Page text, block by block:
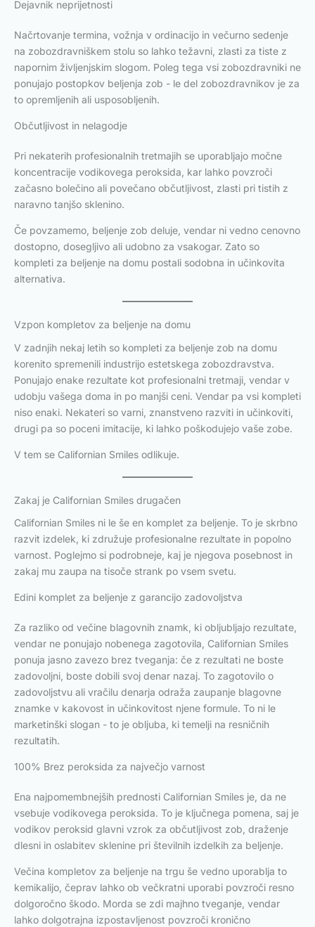
Dejavnik neprijetnosti
Načrtovanje termina, vožnja v ordinacijo in večurno sedenje
na zobozdravniškem stolu so lahko težavni, zlasti za tiste z
napornim življenjskim slogom. Poleg tega vsi zobozdravniki ne
ponujajo postopkov beljenja zob - le del zobozdravnikov je za
to opremljenih ali usposobljenih.
Občutljivost in nelagodje
Pri nekaterih profesionalnih tretmajih se uporabljajo močne
koncentracije vodikovega peroksida, kar lahko povzroči
začasno bolečino ali povečano občutljivost, zlasti pri tistih z
naravno tanjšo sklenino.
Če povzamemo, beljenje zob deluje, vendar ni vedno cenovno
dostopno, dosegljivo ali udobno za vsakogar. Zato so
kompleti za beljenje na domu postali sodobna in učinkovita
alternativa.
Vzpon kompletov za beljenje na domu
V zadnjih nekaj letih so kompleti za beljenje zob na domu
korenito spremenili industrijo estetskega zobozdravstva.
Ponujajo enake rezultate kot profesionalni tretmaji, vendar v
udobju vašega doma in po manjši ceni. Vendar pa vsi kompleti
niso enaki. Nekateri so varni, znanstveno razviti in učinkoviti,
drugi pa so poceni imitacije, ki lahko poškodujejo vaše zobe.
V tem se Californian Smiles odlikuje.
Zakaj je Californian Smiles drugačen
Californian Smiles ni le še en komplet za beljenje. To je skrbno
razvit izdelek, ki združuje profesionalne rezultate in popolno
varnost. Poglejmo si podrobneje, kaj je njegova posebnost in
zakaj mu zaupa na tisoče strank po vsem svetu.
Edini komplet za beljenje z garancijo zadovoljstva
Za razliko od večine blagovnih znamk, ki obljubljajo rezultate,
vendar ne ponujajo nobenega zagotovila, Californian Smiles
ponuja jasno zavezo brez tveganja: če z rezultati ne boste
zadovoljni, boste dobili svoj denar nazaj. To zagotovilo o
zadovoljstvu ali vračilu denarja odraža zaupanje blagovne
znamke v kakovost in učinkovitost njene formule. To ni le
marketinški slogan - to je obljuba, ki temelji na resničnih
rezultatih.
100% Brez peroksida za največjo varnost
Ena najpomembnejših prednosti Californian Smiles je, da ne
vsebuje vodikovega peroksida. To je ključnega pomena, saj je
vodikov peroksid glavni vzrok za občutljivost zob, draženje
dlesni in oslabitev sklenine pri številnih izdelkih za beljenje.
Večina kompletov za beljenje na trgu še vedno uporablja to
kemikalijo, čeprav lahko ob večkratni uporabi povzroči resno
dolgoročno škodo. Morda se zdi majhno tveganje, vendar
lahko dolgotrajna izpostavljenost povzroči kronično